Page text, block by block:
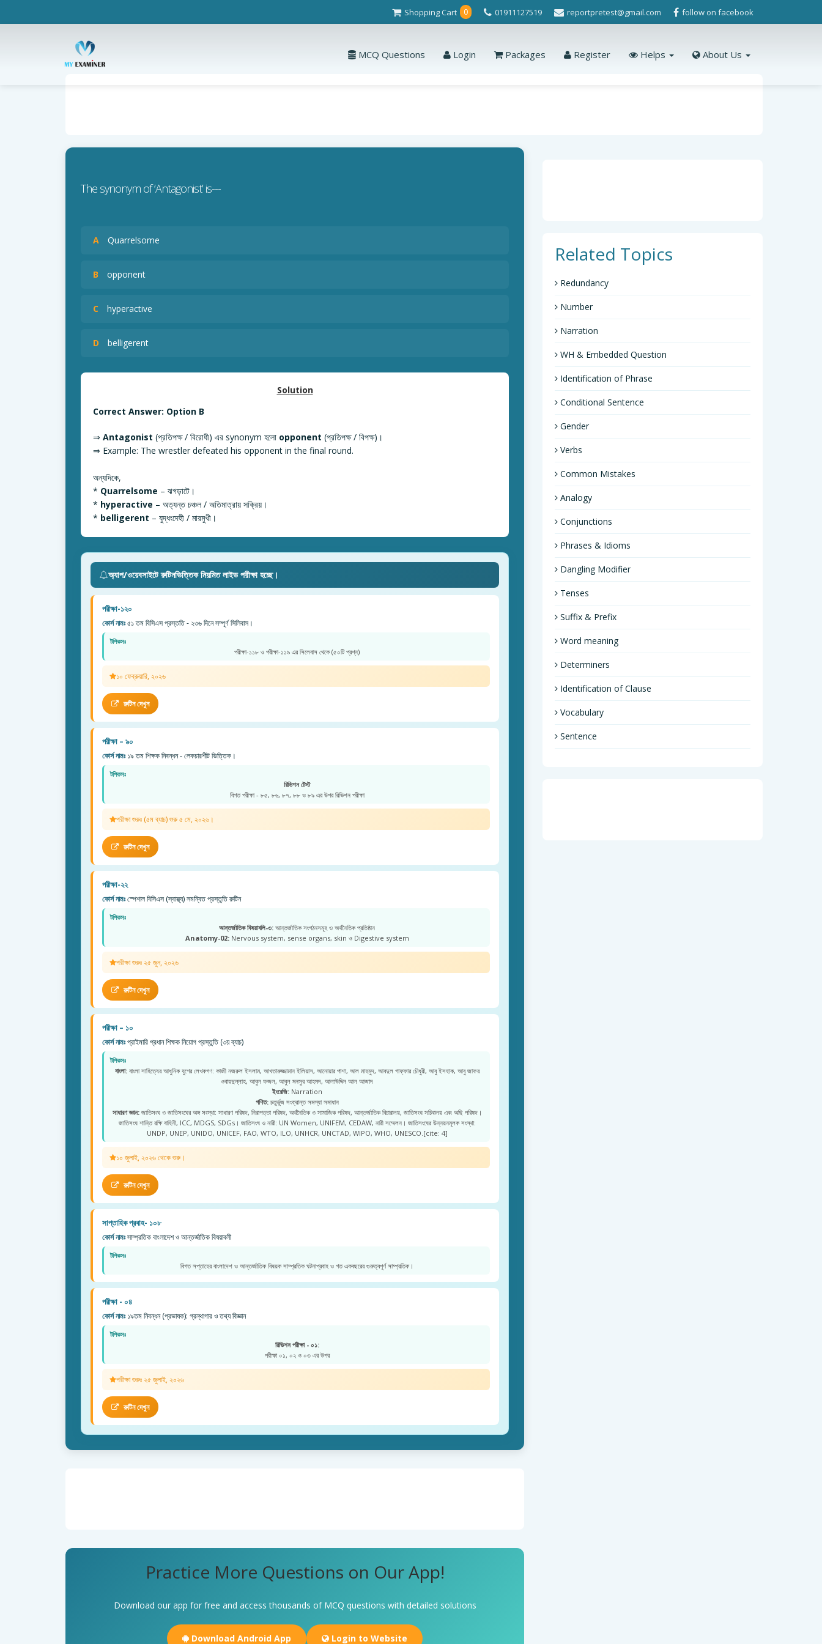
Shopping Cart 0 01911127519 reportpretest@gmail.com follow on facebook
MCQ Questions Login Packages Register Helps About Us
The synonym of ‘Antagonist’ is---
A Quarrelsome
B opponent
C hyperactive
D belligerent
Solution
Correct Answer: Option B
⇒ Antagonist (প্রতিপক্ষ / বিরোধী) এর synonym হলো opponent (প্রতিপক্ষ / বিপক্ষ)।
⇒ Example: The wrestler defeated his opponent in the final round.
অন্যদিকে,
* Quarrelsome – ঝগড়াটে।
* hyperactive – অত্যন্ত চঞ্চল / অতিমাত্রায় সক্রিয়।
* belligerent – যুদ্ধংদেহী / মারমুখী।
অ্যাপ/ওয়েবসাইটে রুটিনভিত্তিক নিয়মিত লাইভ পরীক্ষা হচ্ছে।
পরীক্ষা-১২০
কোর্স নামঃ৫১ তম বিসিএস প্রস্ততি - ২৩৬ দিনে সম্পূর্ণ সিলিবাস।
টপিকসঃ
পরীক্ষা-১১৮ ও পরীক্ষা-১১৯ এর সিলেবাস থেকে (৫০টি প্রশ্ন)
১০ ফেব্রুয়ারি, ২০২৬
রুটিন দেখুন
পরীক্ষা – ৯০
কোর্স নামঃ১৯ তম শিক্ষক নিবন্ধন - লেকচারশীট ভিত্তিক।
টপিকসঃ
রিভিশন টেস্ট
বিগত পরীক্ষা - ৮৫, ৮৬, ৮৭, ৮৮ ও ৮৯ এর উপর রিভিশন পরীক্ষা
পরীক্ষা শুরুঃ (৫ম ব্যাচ) শুরু ৫ মে, ২০২৬।
রুটিন দেখুন
পরীক্ষা-২২
কোর্স নামঃস্পেশাল বিসিএস (স্বাস্থ্য) সমন্বিত প্রস্তুতি রুটিন
টপিকসঃ
আন্তর্জাতিক বিষয়াবলি-৩: আন্তর্জাতিক সংগঠনসমূহ ও অর্থনৈতিক প্রতিষ্ঠান
Anatomy-02:Nervous system, sense organs, skin ও Digestive system
পরীক্ষা শুরুঃ ২৫ জুন, ২০২৬
রুটিন দেখুন
পরীক্ষা – ১০
কোর্স নামঃপ্রাইমারি প্রধান শিক্ষক নিয়োগ প্রস্তুতি (৩য় ব্যাচ)
টপিকসঃ
বাংলা:বাংলা সাহিত্যের আধুনিক যুগের লেখকগণ: কাজী নজরুল ইসলাম, আখতারুজ্জামান ইলিয়াস, আনোয়ার পাশা, আল মাহমুদ, আবদুল গাফ্ফার চৌধুরী, আবু ইসহাক, আবু জাফর
ওবায়দুল্লাহ, আবুল ফজল, আবুল মনসুর আহমদ, আলাউদ্দিন আল আজাদ
ইংরেজি:Narration
গণিত:চতুর্ভুজ সংক্রান্ত সমস্যা সমাধান
সাধারণ জ্ঞান:জাতিসংঘ ও জাতিসংঘের অঙ্গ সংস্থা: সাধারণ পরিষদ, নিরাপত্তা পরিষদ, অর্থনৈতিক ও সামাজিক পরিষদ, আন্তর্জাতিক বিচারালয়, জাতিসংঘ সচিবালয় এবং অছি পরিষদ।
জাতিসংঘ শান্তি রক্ষি বাহিনী, ICC, MDGS, SDGs। জাতিসংঘ ও নারী: UN Women, UNIFEM, CEDAW, নারী সম্মেলন। জাতিসংঘের উন্নয়নমূলক সংস্থা:
UNDP, UNEP, UNIDO, UNICEF, FAO, WTO, ILO, UNHCR, UNCTAD, WIPO, WHO, UNESCO.[cite: 4]
১০ জুলাই, ২০২৬ থেকে শুরু।
রুটিন দেখুন
সাপ্তাহিক প্রবাহ- ১০৮
কোর্স নামঃসাম্প্রতিক বাংলাদেশ ও আন্তর্জাতিক বিষয়াবলী
টপিকসঃ
বিগত সপ্তাহের বাংলাদেশ ও আন্তর্জাতিক বিষয়ক সাম্প্রতিক ঘটনাপ্রবাহ ও গত একবছরের গুরুত্বপূর্ণ সাম্প্রতিক।
পরীক্ষা - ০৪
কোর্স নামঃ১৯তম নিবন্ধন (প্রভাষক): গ্রন্থাগার ও তথ্য বিজ্ঞান
টপিকসঃ
রিভিশন পরীক্ষা - ০১:
পরীক্ষা ০১, ০২ ও ০৩ এর উপর
পরীক্ষা শুরুঃ ২৫ জুলাই, ২০২৬
রুটিন দেখুন
Practice More Questions on Our App!
Download our app for free and access thousands of MCQ questions with detailed solutions
Download Android App Login to Website
Related Topics
Redundancy
Number
Narration
WH & Embedded Question
Identification of Phrase
Conditional Sentence
Gender
Verbs
Common Mistakes
Analogy
Conjunctions
Phrases & Idioms
Dangling Modifier
Tenses
Suffix & Prefix
Word meaning
Determiners
Identification of Clause
Vocabulary
Sentence